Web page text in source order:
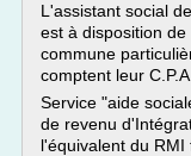
L'assistant social
est à disposition
commune
comptent leur
Service "aide
de revenu
l'équivalent du